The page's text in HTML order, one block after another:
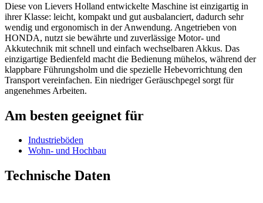
Diese von Lievers Holland entwickelte Maschine ist einzigartig in
ihrer Klasse: leicht, kompakt und gut ausbalanciert, dadurch sehr
wendig und ergonomisch in der Anwendung. Angetrieben von
HONDA, nutzt sie bewährte und zuverlässige Motor- und
Akkutechnik mit schnell und einfach wechselbaren Akkus. Das
einzigartige Bedienfeld macht die Bedienung mühelos, während der
klappbare Führungsholm und die spezielle Hebevorrichtung den
Transport vereinfachen. Ein niedriger Geräuschpegel sorgt für
angenehmes Arbeiten.
Am besten geeignet für
Industrieböden
Wohn- und Hochbau
Technische Daten